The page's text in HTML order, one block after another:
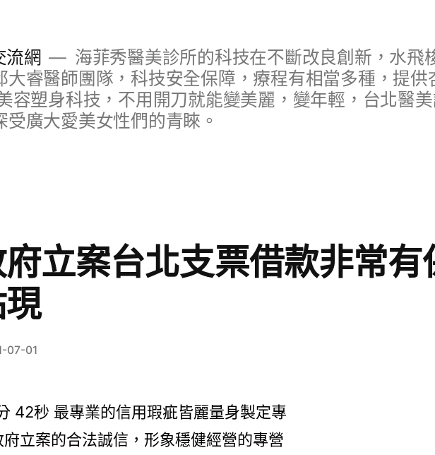
流網
海菲秀醫美診所的科技在不斷改良創新，水飛
大睿醫師團隊，科技安全保障，療程有相當多種，提供
容塑身科技，不用開刀就能變美麗，變年輕，台北醫
廣大愛美女性們的青睞。
立案台北支票借款非常有
07-01
42秒 最專業的信用瑕疵皆麗量身製定專
府立案的合法誠信，形象穩健經營的專營